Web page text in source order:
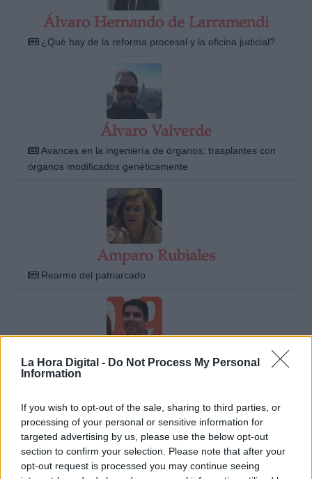
La Hora Digital - Do Not Process My Personal
Information
If you wish to opt-out of the sale, sharing to third parties, or
processing of your personal or sensitive information for
targeted advertising by us, please use the below opt-out
section to confirm your selection. Please note that after your
opt-out request is processed you may continue seeing
Álvaro Hernando de Larramendi
¿Qué hay de la reforma procesal y la oficina judicial?
Álvaro Valverde
Avances en la ingeniería de órganos: trasplantes con
órganos modificados genéticamente
Amparo Rubiales
Rearme del patriarcado
André Escobedo Rodas
Andrés Solimano